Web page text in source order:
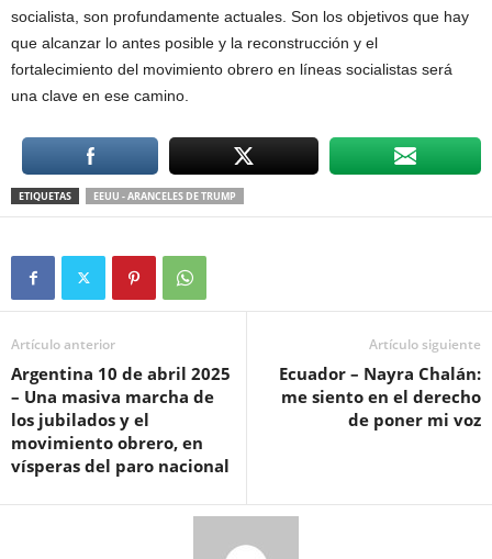
socialista, son profundamente actuales. Son los objetivos que hay
que alcanzar lo antes posible y la reconstrucción y el
fortalecimiento del movimiento obrero en líneas socialistas será
una clave en ese camino.
ETIQUETAS EEUU - ARANCELES DE TRUMP
Artículo anterior
Argentina 10 de abril 2025
– Una masiva marcha de
los jubilados y el
movimiento obrero, en
vísperas del paro nacional
Artículo siguiente
Ecuador – Nayra Chalán:
me siento en el derecho
de poner mi voz